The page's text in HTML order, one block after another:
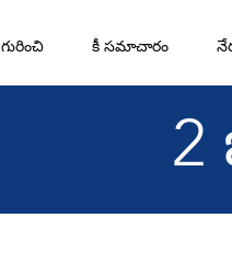
కీ సమాచారం
2